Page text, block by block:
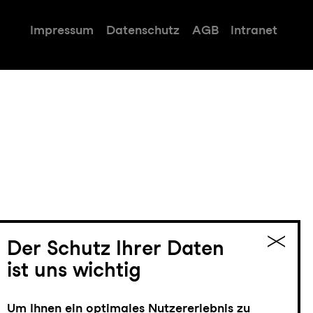
Impressum Datenschutz AGB Intranet
Der Schutz Ihrer Daten
ist uns wichtig
Um Ihnen ein optimales Nutzererlebnis zu